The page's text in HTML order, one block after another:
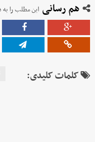
هم رسانی این مطلب را به
کلمات کلیدی: